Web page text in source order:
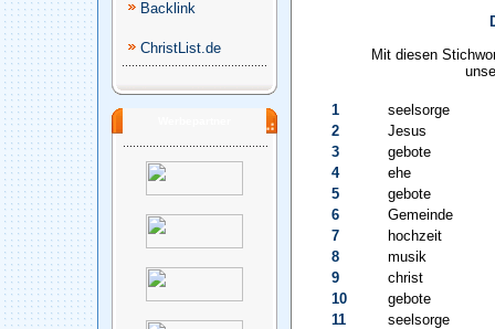
Backlink
ChristList.de
Mit diesen
1
seelsorge
2
Jesus
3
gebote
4
ehe
5
gebote
6
Gemeinde
7
hochzeit
8
musik
9
christ
10
gebote
11
seelsorge